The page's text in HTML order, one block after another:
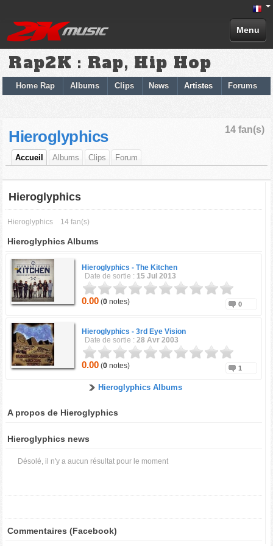
Menu
Rap2K : Rap, Hip Hop
Home Rap Albums Clips News Artistes Forums
14 fan(s)
Hieroglyphics
Accueil Albums Clips Forum
Hieroglyphics
Hieroglyphics 14 fan(s)
Hieroglyphics Albums
Hieroglyphics -The Kitchen
Date de sortie : 15 Jul 2013
0.00 (0 notes) 0
Hieroglyphics -3rd Eye Vision
Date de sortie :28 Avr 2003
0.00 (0 notes) 1
Hieroglyphics Albums
A propos de Hieroglyphics
Hieroglyphics news
Désolé, il n'y a aucun résultat pour le moment
Commentaires (Facebook)